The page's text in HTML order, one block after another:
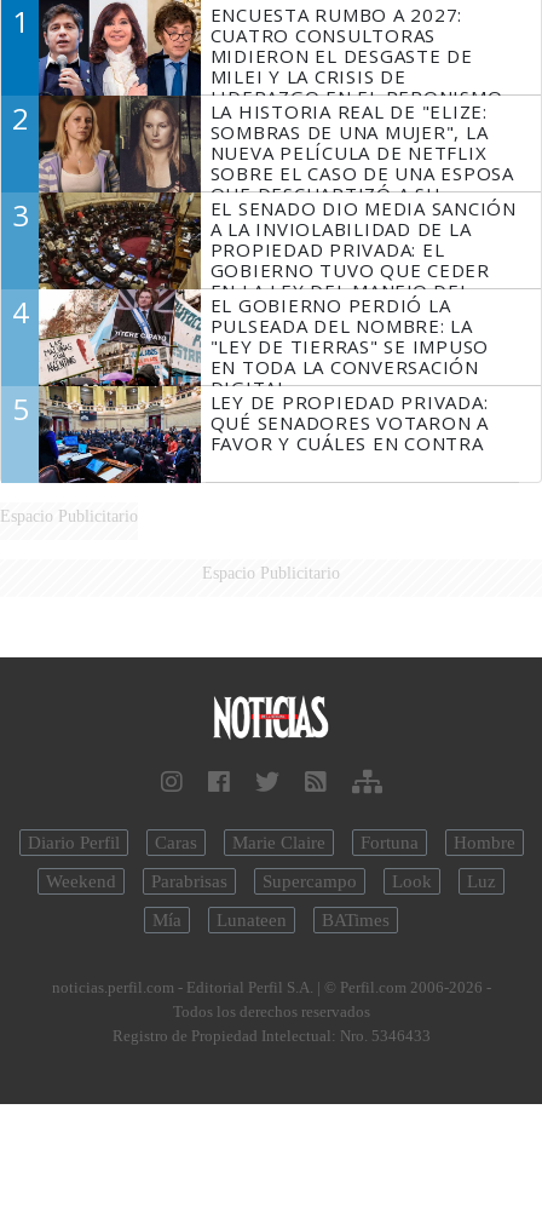
1
ENCUESTA RUMBO A 2027:
CUATRO CONSULTORAS
MIDIERON EL DESGASTE DE
MILEI Y LA CRISIS DE
LIDERAZGO EN EL PERONISMO
2
LA HISTORIA REAL DE "ELIZE:
SOMBRAS DE UNA MUJER", LA
NUEVA PELÍCULA DE NETFLIX
SOBRE EL CASO DE UNA ESPOSA
QUE DESCUARTIZÓ A SU
MARIDO
3
EL SENADO DIO MEDIA SANCIÓN
A LA INVIOLABILIDAD DE LA
PROPIEDAD PRIVADA: EL
GOBIERNO TUVO QUE CEDER
EN LA LEY DEL MANEJO DEL
FUEGO
4
EL GOBIERNO PERDIÓ LA
PULSEADA DEL NOMBRE: LA
"LEY DE TIERRAS" SE IMPUSO
EN TODA LA CONVERSACIÓN
DIGITAL
5
LEY DE PROPIEDAD PRIVADA:
QUÉ SENADORES VOTARON A
FAVOR Y CUÁLES EN CONTRA
Espacio Publicitario
Espacio Publicitario
Diario Perfil Caras Marie Claire Fortuna
Hombre
Weekend
Parabrisas Supercampo Look
Luz
Mía
Lunateen BATimes
noticias.perfil.com - Editorial Perfil S.A. | © Perfil.com 2006-2026 -
Todos los derechos reservados
Registro de Propiedad Intelectual: Nro. 5346433